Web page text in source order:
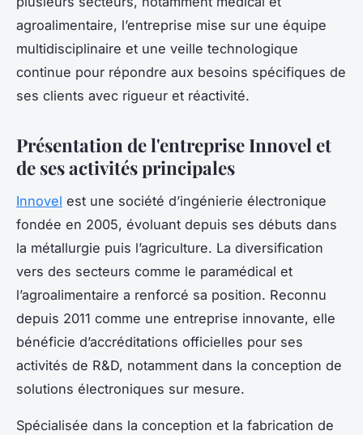
agroalimentaire, l’entreprise mise sur une équipe
multidisciplinaire et une veille technologique
continue pour répondre aux besoins spécifiques de
ses clients avec rigueur et réactivité.
Présentation de l'entreprise Innovel et
de ses activités principales
Innovel est une société d’ingénierie électronique
fondée en 2005, évoluant depuis ses débuts dans
la métallurgie puis l’agriculture. La diversification
vers des secteurs comme le paramédical et
l’agroalimentaire a renforcé sa position. Reconnu
depuis 2011 comme une entreprise innovante, elle
bénéficie d’accréditations officielles pour ses
activités de R&D, notamment dans la conception de
solutions électroniques sur mesure.
Spécialisée dans la conception et la fabrication de